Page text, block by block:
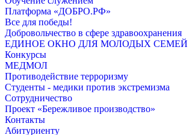
Платформа «ДОБРО.РФ»
Все для победы!
Добровольчество в сфере здравоохранения
ЕДИНОЕ ОКНО ДЛЯ МОЛОДЫХ СЕМЕЙ
Конкурсы
МЕДМОЛ
Противодействие терроризму
Студенты - медики против экстремизма
Сотрудничество
Проект «Бережливое производство»
Контакты
Абитуриенту